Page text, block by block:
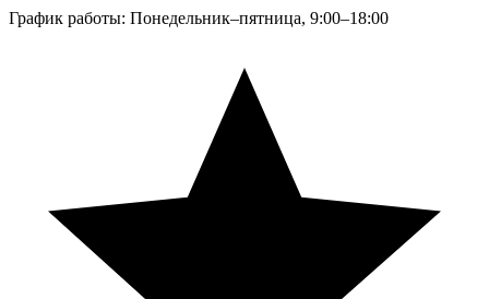
График работы: Понедельник–пятница, 9:00–18:00